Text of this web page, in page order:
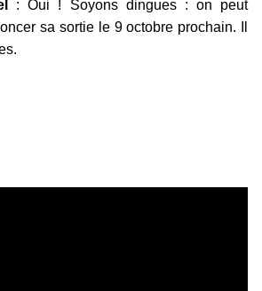
: Oui ! Soyons dingues : on peut
sa sortie le 9 octobre prochain. Il